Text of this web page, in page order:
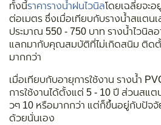
ทั้งนี้ราคารางน้ำฝนไวนิลโดยเฉลี่ยจะอ
ต่อเมตร ซึ่งเมื่อเทียบกับรางน้ำสแตนเ
ประมาณ 550 - 750 บาท รางน้ำไวนิล
แลกมากับคุณสมบัติที่ไม่เกิดสนิม ติดตั้
มากกว่า
เมื่อเทียบกับอายุการใช้งาน รางน้ำ
การใช้งานได้ตั้งแต่ 5 - 10 ปี ส่วนสแต
วๆ 10 หรือมากกว่า แต่ก็ขึ้นอยู่กับปัจจั
ด้วยนั่นเอง